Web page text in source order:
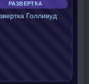
РАЗВЕРТКА